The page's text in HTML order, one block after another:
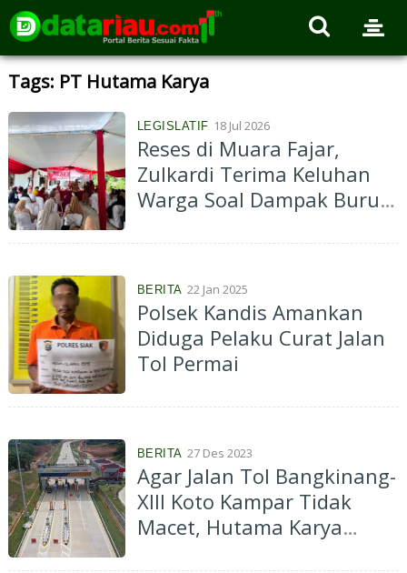
Tags: PT Hutama Karya
LEGISLATIF 18 Jul 2026
Reses di Muara Fajar,
Zulkardi Terima Keluhan
Warga Soal Dampak Buruk
Dikerjakan HKI
BERITA 22 Jan 2025
Polsek Kandis Amankan
Diduga Pelaku Curat Jalan
Tol Permai
BERITA 27 Des 2023
Agar Jalan Tol Bangkinang-
XIII Koto Kampar Tidak
Macet, Hutama Karya